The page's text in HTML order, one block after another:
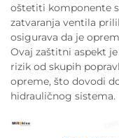
oštetiti komponente
zatvaranja ventila
osigurava da je
Ovaj zaštitni aspekt
rizik od skupih
opreme, što dovodi
hidrauličnog sistema.